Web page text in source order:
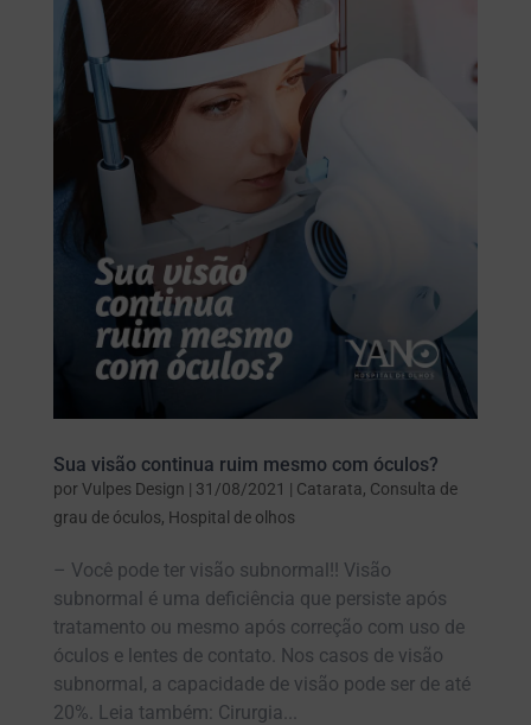
Sua visão continua ruim mesmo com óculos?
porVulpes Design | 31/08/2021 | Catarata, Consulta de
grau de óculos, Hospital de olhos
– Você pode ter visão subnormal!! Visão
subnormal é uma deficiência que persiste após
tratamento ou mesmo após correção com uso de
óculos e lentes de contato. Nos casos de visão
subnormal, a capacidade de visão pode ser de até
20%. Leia também: Cirurgia...